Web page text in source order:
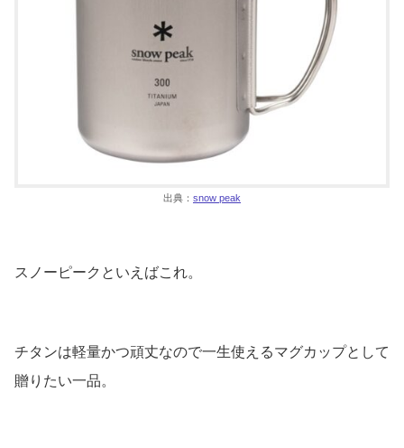
出典： snow peak
スノーピークといえばこれ。
チタンは軽量かつ頑丈なので一生使えるマグカップとして
贈りたい一品。